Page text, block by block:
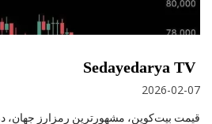
Sedayedarya TV
2026-02-07